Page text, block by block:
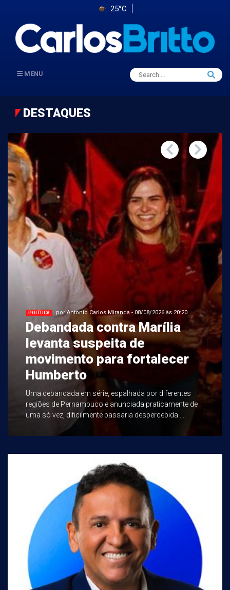
25°C
MENU
Search
for:
Search
DESTAQUES
POLÍTICA por Antonio Carlos Miranda - 08/08/2026 às 20:20
Debandada contra Marília
levanta suspeita de
movimento para fortalecer
Humberto
Uma debandada em série, espalhada por diferentes
regiões de Pernambuco e anunciada praticamente de
uma só vez, dificilmente passaria despercebida ...